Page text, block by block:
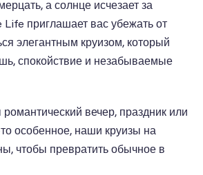
а солнце исчезает за
Life приглашает вас убежать от
элегантным круизом, который
спокойствие и незабываемые
романтический вечер, праздник или
особенное, наши круизы на
чтобы превратить обычное в